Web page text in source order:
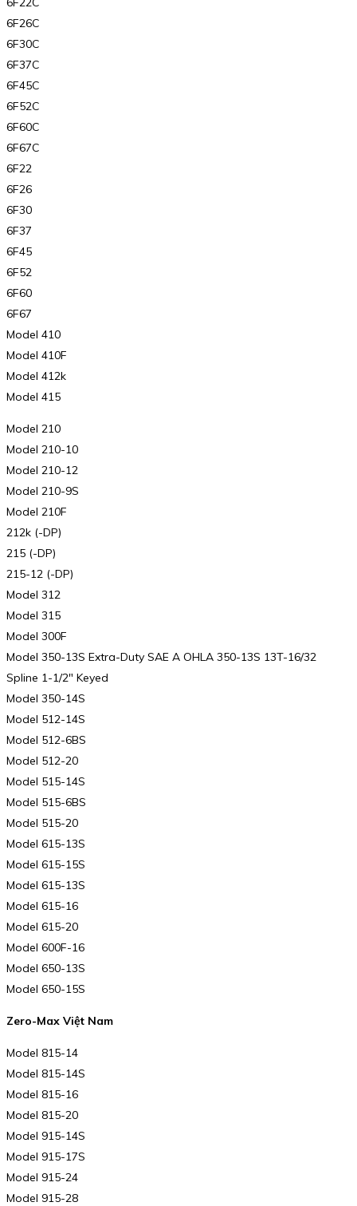
6F26C
6F30C
6F37C
6F45C
6F52C
6F60C
6F67C
6F22
6F26
6F30
6F37
6F45
6F52
6F60
6F67
Model 410
Model 410F
Model 412k
Model 415
Model 210
Model 210-10
Model 210-12
Model 210-9S
Model 210F
212k (-DP)
215 (-DP)
215-12 (-DP)
Model 312
Model 315
Model 300F
Model 350-13S Extra-Duty SAE A OHLA 350-13S 13T-16/32
Spline 1-1/2″ Keyed
Model 350-14S
Model 512-14S
Model 512-6BS
Model 512-20
Model 515-14S
Model 515-6BS
Model 515-20
Model 615-13S
Model 615-15S
Model 615-13S
Model 615-16
Model 615-20
Model 600F-16
Model 650-13S
Model 650-15S
Zero-Max Việt Nam
Model 815-14
Model 815-14S
Model 815-16
Model 815-20
Model 915-14S
Model 915-17S
Model 915-24
Model 915-28